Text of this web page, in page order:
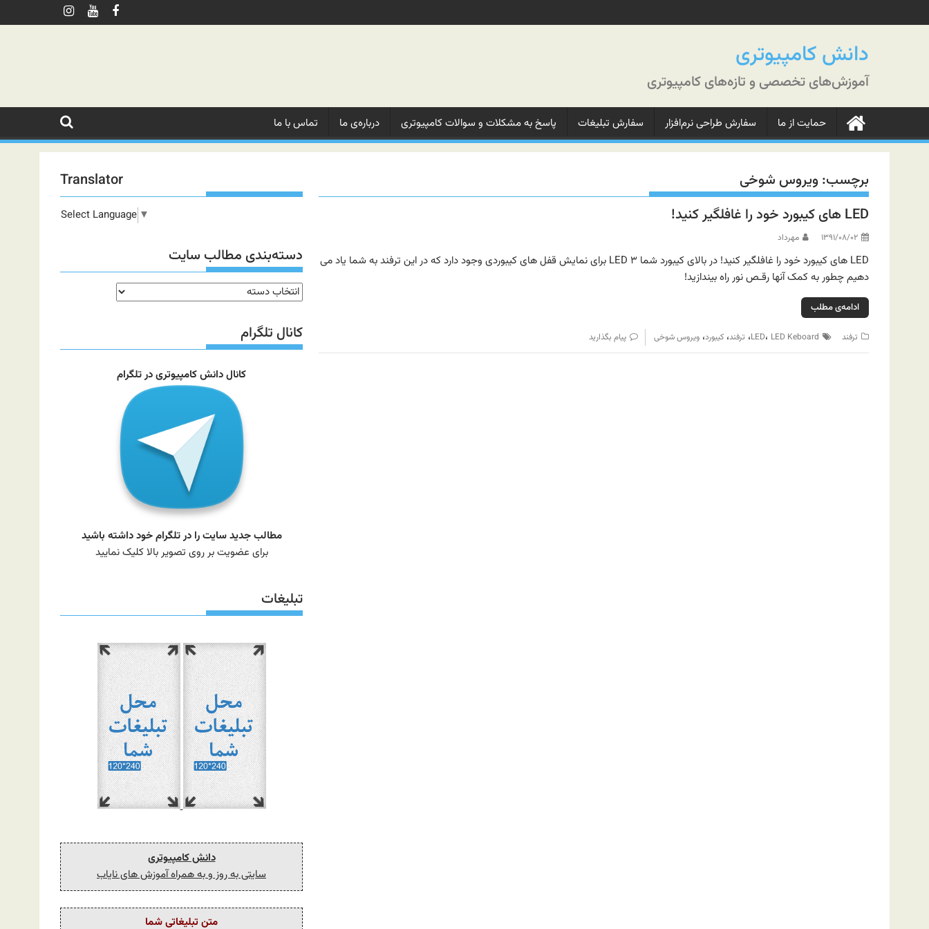
به
دانش کامپیوتری
آموزش‌های تخصصی و تازه‌های کامپیوتری
حمایت از ما سفارش طراحی نرم‌افزار سفارش‌ تبلیغات‌ پاسخ به مشکلات‌ و‌ سوالات‌ کامپیوتری درباره‌ی ما‌ تماس با ما
برچسب:ویروس شوخی
LED های کیبورد خود را غافلگیر کنید!
۱۳۹۱/۰۸/۰۲ مهرداد
LED های کیبورد خود را غافلگیر کنید! در بالای کیبورد شما ۳ LED برای نمایش قفل های کیبوردی وجود دارد که در این ترفند به شما یاد می
دهیم چطور به کمک آنها رقـص نور راه بیندازید!
ادامه‌ی مطلب
ترفند LED، LED Keboard ، ترفند، کیبورد، ویروس شوخی پیام بگذارید
Translator
Select Language ▼
دسته‌بندی مطالب سایت
دسته‌بندی
مطالب
سایت
کانال تلگرام
کانال دانش کامپیوتری در تلگرام
مطالب جدید سایت را در تلگرام خود داشته باشید
برای عضویت بر روی تصویر بالا کلیک نمایید
تبلیغات
دانش کامپیوتری
سایتی به روز و به همراه آموزش های نایاب
متن تبلیغاتی شما